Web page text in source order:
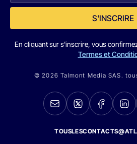
S'INSCRIRE
En cliquant sur s'inscrire, vous
Termes et
© 2026 Talmont Media SAS.